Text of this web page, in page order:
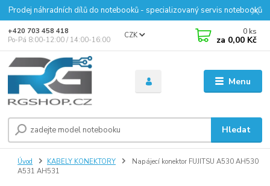
Prodej náhradních dílů do notebooků - specializovaný servis notebooků
Menu
CZK
Hledat
+420 703 458 418
Po-Pá 8:00-12:00 / 14:00-16:00
0 ks
za 0,00 Kč
Úvod KABELY KONEKTORY
Napájecí konektor FUJITSU A530 AH530
A531 AH531